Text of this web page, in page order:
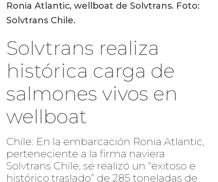
Ronia Atlantic, wellboat de Solvtrans. Foto:
Solvtrans Chile.
Solvtrans realiza
histórica carga de
salmones vivos en
wellboat
Chile: En la embarcación Ronia Atlantic,
perteneciente a la firma naviera
Solvtrans Chile, se realizó un “exitoso e
histórico traslado” de 285 toneladas de